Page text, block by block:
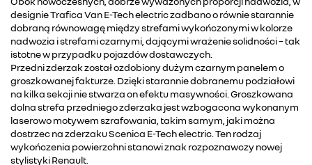
designie Trafica Van E-Tech electric zadbano o równie starannie
dobraną równowagę między strefami wykończonymi w kolorze
nadwozia i strefami czarnymi, dającymi wrażenie solidności – tak
istotne w przypadku pojazdów dostawczych.
Przedni zderzak został ozdobiony dużym czarnym panelem o
groszkowanej fakturze. Dzięki starannie dobranemu podziałowi
na kilka sekcji nie stwarza on efektu masywności. Groszkowana
dolna strefa przedniego zderzaka jest wzbogacona wykonanym
laserowo motywem szrafowania, takim samym, jaki można
dostrzec na zderzaku Scenica E-Tech electric. Ten rodzaj
wykończenia powierzchni stanowi znak rozpoznawczy nowej
stylistyki Renault.